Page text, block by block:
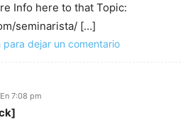
Info here to that Topic:
seminarista/ […]
para dejar un comentario
7:08 pm